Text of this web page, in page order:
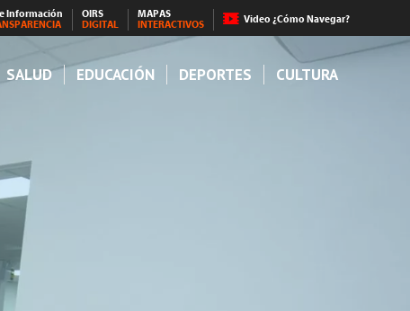
Información
OIRS
DIGITAL
MAPAS
INTERACTIVOS
Video ¿Cómo Navegar?
SALUD EDUCACIÓN DEPORTES CULTURA